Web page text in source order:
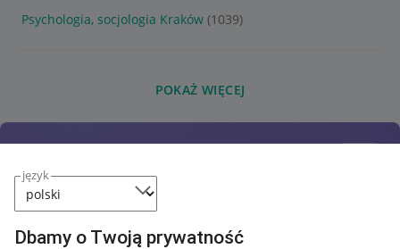
język
Dbamy o Twoją prywatność
Psychologia, socjologia Kraków (1039)
POKAŻ WIĘCEJ